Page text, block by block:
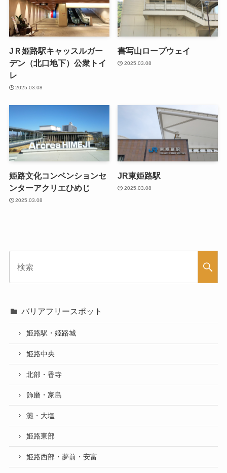
JＲ姫路駅キャッスルガー
デン（北口地下）公衆トイ
レ
2025.03.08
書写山ロープウェイ
2025.03.08
姫路文化コンベンションセ
ンターアクリエひめじ
2025.03.08
JR東姫路駅
2025.03.08
バリアフリースポット
姫路駅・姫路城
姫路中央
北部・香寺
飾磨・家島
灘・大塩
姫路東部
姫路西部・夢前・安富